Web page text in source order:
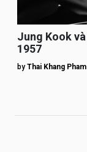
Jung Kook
1957
by Thai Khang Pham